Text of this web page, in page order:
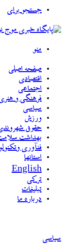
جستجو برای
منو
صفحه اصلی
اقتصادی
اجتماعی
فرهنگی و
سیاسی
ورزش
حقوق
بهداشت
فنآوری
استانها
English
ترکی
تبلیغات
درباره ما
سیاسی